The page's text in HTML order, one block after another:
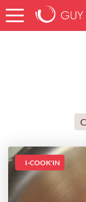
Accueil Recettes
I-COOK'IN